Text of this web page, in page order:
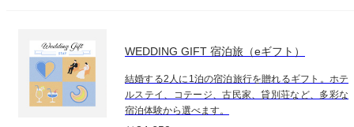
WEDDING GIFT 宿泊旅（eギフト）
結婚する2人に1泊の宿泊旅行を贈れるギフト。ホテ
ルステイ、コテージ、古民家、貸別荘など、多彩な
宿泊体験から選べます。